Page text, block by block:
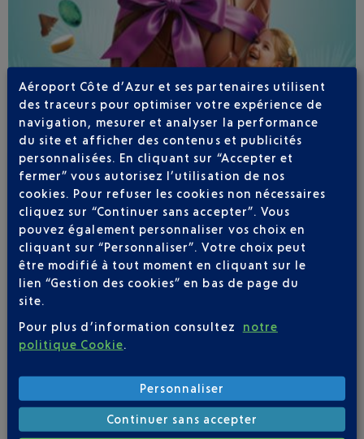
Publié 27-03-26
PRINTEMPS GOURMAND À L’AÉROPORT
Envie d’une pause gourmande ? Du 3 au 26 avril,
laissez-vous surprendre dans les salles
d’embarquement de votre aéroport : boutiques et
restaurants vous ont préparé de délicieuses
attentions. Voilà ce qui vous attend lorsque vous
arriverez à l’aéroport.
Aéroport Côte d’Azur et ses partenaires utilisent
des traceurs pour optimiser votre expérience de
navigation, mesurer et analyser la performance
du site et afficher des contenus et publicités
personnalisées. En cliquant sur “Accepter et
fermer” vous autorisez l’utilisation de nos
cookies. Pour refuser les cookies non nécessaires
cliquez sur “Continuer sans accepter”. Vous
pouvez également personnaliser vos choix en
cliquant sur “Personnaliser”. Votre choix peut
être modifié à tout moment en cliquant sur le
lien “Gestion des cookies” en bas de page du
site.
Pour plus d’information consultez
notre
politique Cookie
Personnaliser
Continuer sans accepter